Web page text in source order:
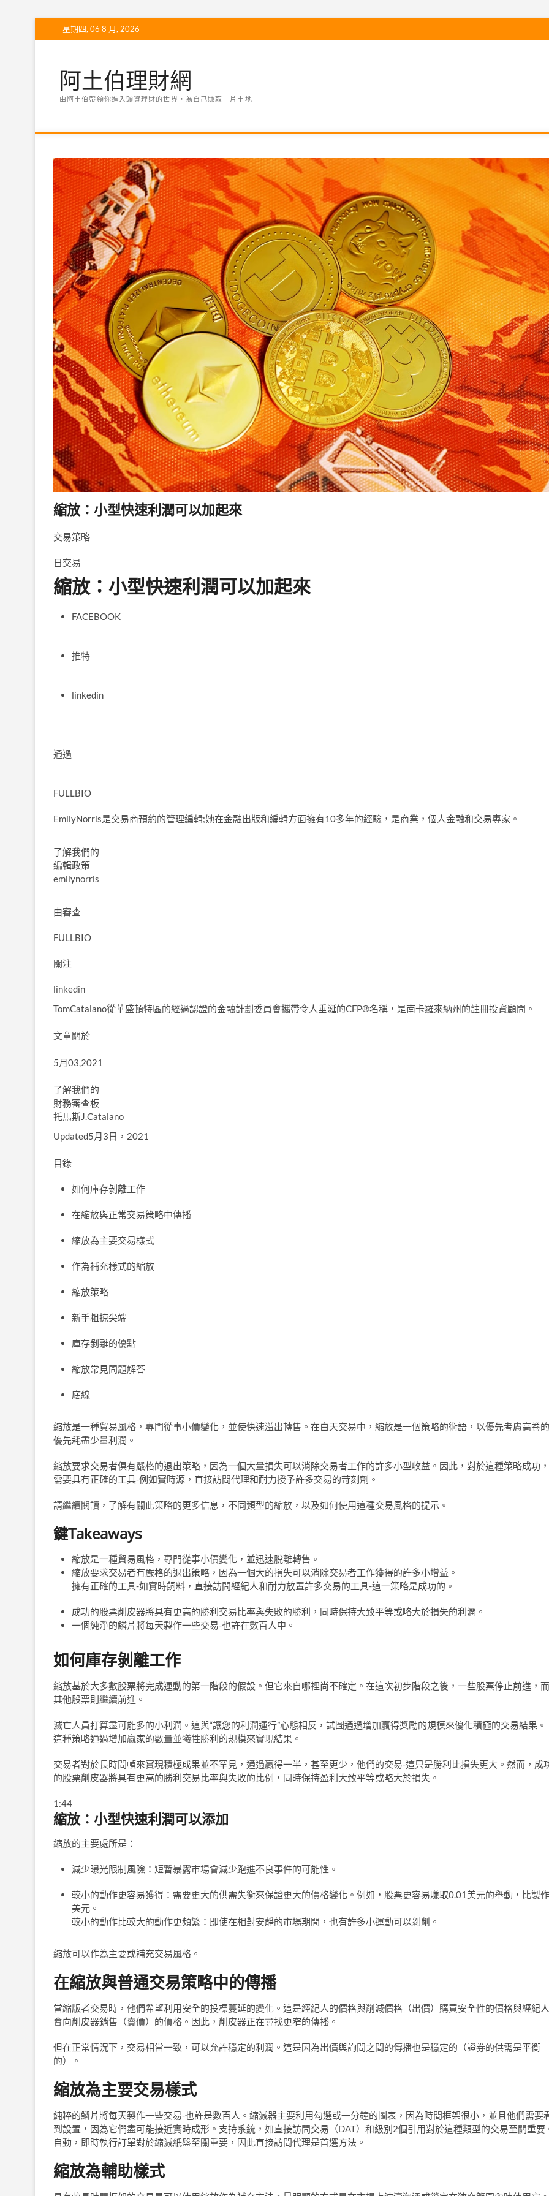
to
星期四, 06 8 月, 2026
阿土伯理財網
由阿土伯帶領你進入頭資理財的世界，為自己賺取一片土地
縮放：小型快速利潤可以加起來
交易策略
日交易
縮放：小型快速利潤可以加起來
FACEBOOK
推特
linkedin
通過
FULLBIO
EmilyNorris是交易商預約的管理編輯;她在金融出版和編輯方面擁有10多年的經驗，是商業，個人金融和交易專家。
了解我們的
編輯政策
emilynorris
由審查
FULLBIO
關注
linkedin
TomCatalano從華盛頓特區的經過認證的金融計劃委員會攜帶令人垂涎的CFP®名稱，是南卡羅來納州的註冊投資顧問。
文章關於
5月03,2021
了解我們的
財務審查板
托馬斯J.Catalano
Updated5月3日，2021
目錄
如何庫存剝離工作
在縮放與正常交易策略中傳播
縮放為主要交易樣式
作為補充樣式的縮放
縮放策略
新手粗掠尖端
庫存剝離的優點
縮放常見問題解答
底線
縮放是一種貿易風格，專門從事小價變化，並使快速溢出轉售。在白天交易中，縮放是一個策略的術語，以優先考慮高卷的
優先耗盡少量利潤。
縮放要求交易者俱有嚴格的退出策略，因為一個大量損失可以消除交易者工作的許多小型收益。因此，對於這種策略成功，
需要具有正確的工具-例如實時源，直接訪問代理和耐力授予許多交易的苛刻劑。
請繼續閱讀，了解有關此策略的更多信息，不同類型的縮放，以及如何使用這種交易風格的提示。
鍵Takeaways
縮放是一種貿易風格，專門從事小價變化，並迅速脫離轉售。
縮放要求交易者有嚴格的退出策略，因為一個大的損失可以消除交易者工作獲得的許多小增益。
擁有正確的工具-如實時飼料，直接訪問經紀人和耐力放置許多交易的工具-這一策略是成功的。
成功的股票削皮器將具有更高的勝利交易比率與失敗的勝利，同時保持大致平等或略大於損失的利潤。
一個純淨的鱗片將每天製作一些交易-也許在數百人中。
如何庫存剝離工作
縮放基於大多數股票將完成運動的第一階段的假設。但它來自哪裡尚不確定。在這次初步階段之後，一些股票停止前進，而
其他股票則繼續前進。
滅亡人員打算盡可能多的小利潤。這與“讓您的利潤運行”心態相反，試圖通過增加贏得獎勵的規模來優化積極的交易結果。
這種策略通過增加贏家的數量並犧牲勝利的規模來實現結果。
交易者對於長時間幀來實現積極成果並不罕見，通過贏得一半，甚至更少，他們的交易-這只是勝利比損失更大。然而，成
的股票削皮器將具有更高的勝利交易比率與失敗的比例，同時保持盈利大致平等或略大於損失。
1:44
縮放：小型快速利潤可以添加
縮放的主要處所是：
減少曝光限制風險：短暫暴露市場會減少跑進不良事件的可能性。
較小的動作更容易獲得：需要更大的供需失衡來保證更大的價格變化。例如，股票更容易賺取0.01美元的舉動，比製
美元。
較小的動作比較大的動作更頻繁：即使在相對安靜的市場期間，也有許多小運動可以剝削。
縮放可以作為主要或補充交易風格。
在縮放與普通交易策略中的傳播
當縮版者交易時，他們希望利用安全的投標蔓延的變化。這是經紀人的價格與削減價格（出價）購買安全性的價格與經紀人
會向削皮器銷售（賣價）的價格。因此，削皮器正在尋找更窄的傳播。
但在正常情況下，交易相當一致，可以允許穩定的利潤。這是因為出價與詢問之間的傳播也是穩定的（證券的供需是平衡
的）。
縮放為主要交易樣式
純粹的鱗片將每天製作一些交易-也許是數百人。縮減器主要利用勾選或一分鐘的圖表，因為時間框架很小，並且他們需要
到設置，因為它們盡可能接近實時成形。支持系統，如直接訪問交易（DAT）和級別2個引用對於這種類型的交易至關重要
自動，即時執行訂單對於縮減紙盤至關重要，因此直接訪問代理是首選方法。
縮放為輔助樣式